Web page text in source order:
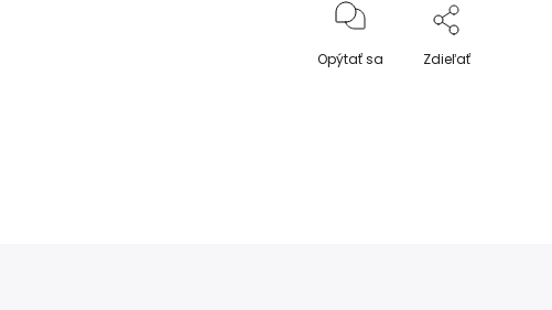
Opýtať sa Zdieľať